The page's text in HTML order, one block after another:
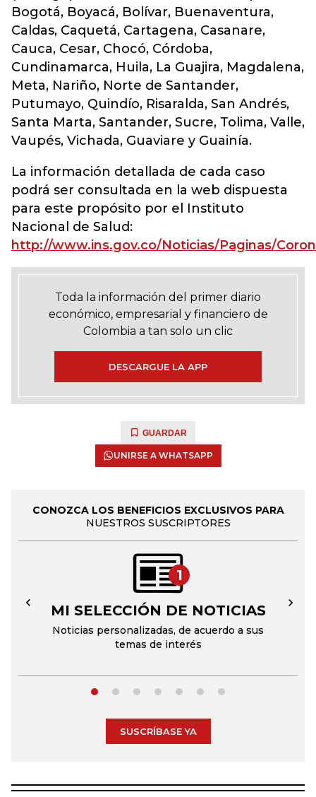
Bogotá, Boyacá, Bolívar, Buenaventura,
Caldas, Caquetá, Cartagena, Casanare,
Cauca, Cesar, Chocó, Córdoba,
Cundinamarca, Huila, La Guajira, Magdalena,
Meta, Nariño, Norte de Santander,
Putumayo, Quindío, Risaralda, San Andrés,
Santa Marta, Santander, Sucre, Tolima, Valle,
Vaupés, Vichada, Guaviare y Guainía.
La información detallada de cada caso
podrá ser consultada en la web dispuesta
para este propósito por el Instituto
Nacional de Salud:
http://www.ins.gov.co/Noticias/Paginas/
Toda la información del primer diario
económico, empresarial y financiero de
Colombia a tan solo un clic
DESCARGUE LA APP
GUARDAR
UNIRSE A WHATSAPP
CONOZCA LOS BENEFICIOS EXCLUSIVOS PARA
NUESTROS SUSCRIPTORES
1
MI SELECCIÓN DE NOTICIAS
Noticias personalizadas, de acuerdo a sus
temas de interés
← →
SUSCRÍBASE YA